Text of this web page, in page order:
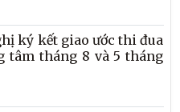
ký kết giao ước thi đua
tâm tháng 8 và 5 tháng